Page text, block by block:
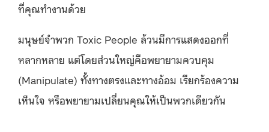
ที่คุณทำงานด้วย
มนุษย์จำพวก Toxic People ล้วนมีการแสดงออกที่
หลากหลาย แต่โดยส่วนใหญ่คือพยายามควบคุม
(Manipulate) ทั้งทางตรงและทางอ้อม เรียกร้องความ
เห็นใจ หรือพยายามเปลี่ยนคุณให้เป็นพวกเดียวกัน